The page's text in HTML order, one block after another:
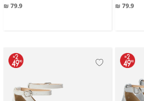
79.9 ₪
79.9 ₪